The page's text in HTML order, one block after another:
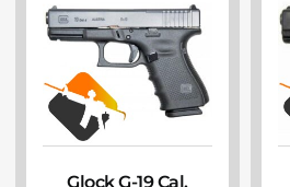
Glock G-19 Cal.